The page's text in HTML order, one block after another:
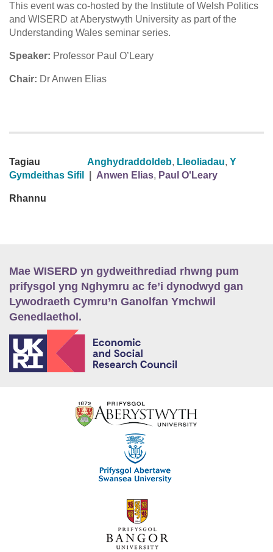
This event was co-hosted by the Institute of Welsh Politics
and WISERD at Aberystwyth University as part of the
Understanding Wales seminar series.
Speaker: Professor Paul O’Leary
Chair: Dr Anwen Elias
Tagiau Anghydraddoldeb, Lleoliadau, Y
Gymdeithas Sifil
Anwen Elias, Paul O'Leary
Rhannu
Mae WISERD yn gydweithrediad rhwng pum
prifysgol yng Nghymru ac fe’i dynodwyd gan
Lywodraeth Cymru’n Ganolfan Ymchwil
Genedlaethol.